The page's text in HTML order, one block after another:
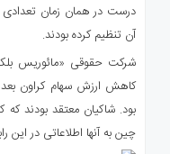
درست در همان زمان تعدادی
آن تنظیم کرده بودند.
شرکت حقوقی «مائوریس
کاهش ارزش سهام کراون بعد
بود. شاکیان معتقد بودند
چین به آنها اطلاعاتی در این